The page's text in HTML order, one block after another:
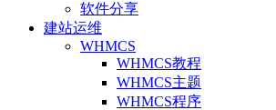
软件分享
建站运维
WHMCS
WHMCS教程
WHMCS主题
WHMCS程序